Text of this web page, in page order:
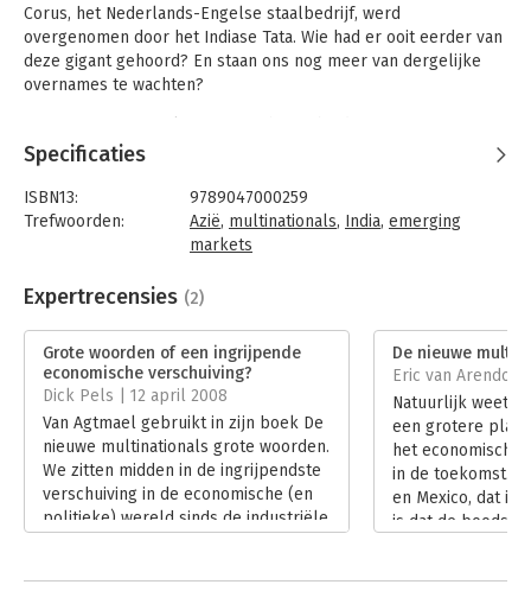
Corus, het Nederlands-Engelse staalbedrijf, werd
overgenomen door het Indiase Tata. Wie had er ooit eerder van
deze gigant gehoord? En staan ons nog meer van dergelijke
overnames te wachten?
markets, beschrijft in zijn nieuwe boek de multinationals die
binnen niet al te lange tijd de machtsbalans op de
wereldmarkt zullen verschuiven.
Deze multinationals komen nu eens niet uit Amerika of Europa,
zoals Brazilië, Mexico, Korea, India en China. De grote namen
zijn Haier, Yue Yuen, Embraer, Infosys - en nog vele andere die
ons onbekend in de oren klinken.
Met zijn unieke kennis van (investeringen in) opkomende
economieën onthult Van Agtmael wat dit voor bedrijven zijn en
hij analyseert hoe ze strategisch opereren, kunnen groeien, de
top bereiken en hun westerse concurrenten uit de markt
drukken. Maar tegelijk laat hij zien hoe westerse bedrijven
hiervan kunnen leren en zich ertegen te weer kunnen stellen.
Dit boek stond op de shortlist voor het Managementboek van
Specificaties
ISBN13:
9789047000259
Trefwoorden:
Azië, multinationals, India, emerging
markets
Bindwijze:
paperback
Uitgever:
Business Contact
Druk:
1
Verschijningsdatum:
17-3-2007
Hoofdrubriek: Strategisch management
Expertrecensies (2)
Grote woorden of een ingrijpende
economische verschuiving?
Dick Pels | 12 april 2008
Van Agtmael gebruikt in zijn boek De
nieuwe multinationals grote woorden.
We zitten midden in de ingrijpendste
verschuiving in de economische (en
politieke) wereld sinds de industriële
De nieuwe
Eric van
Natuurlijk weet ik
een grotere
het economische
in de toekomst.
en Mexico, dat is
is dat de